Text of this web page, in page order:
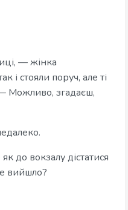
— жінка
і стояли поруч, але ті
Можливо, згадаєш,
до вокзалу дістатися
вийшло?